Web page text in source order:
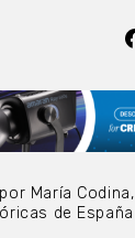
María
de España